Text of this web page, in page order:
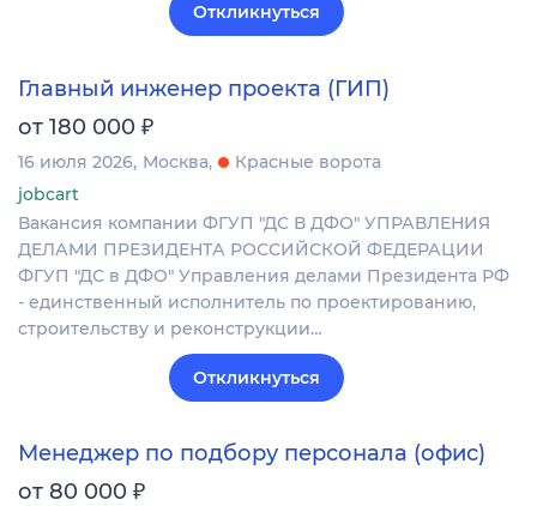
Откликнуться
Главный инженер проекта (ГИП)
от 180 000 ₽
16 июля 2026 Москва
Красные ворота
jobcart
Вакансия компании ФГУП "ДС В ДФО" УПРАВЛЕНИЯ
ДЕЛАМИ ПРЕЗИДЕНТА РОССИЙСКОЙ ФЕДЕРАЦИИ
ФГУП "ДС в ДФО" Управления делами Президента РФ
- единственный исполнитель по проектированию,
строительству и реконструкции…
Откликнуться
Менеджер по подбору персонала (офис)
от 80 000 ₽